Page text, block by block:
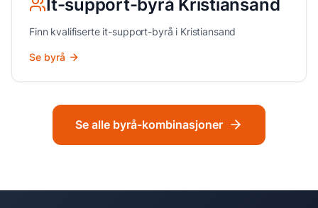
It-support-byrå Kristiansand
Finn kvalifiserte it-support-byrå i Kristiansand
Se byrå
Se alle byrå-kombinasjoner